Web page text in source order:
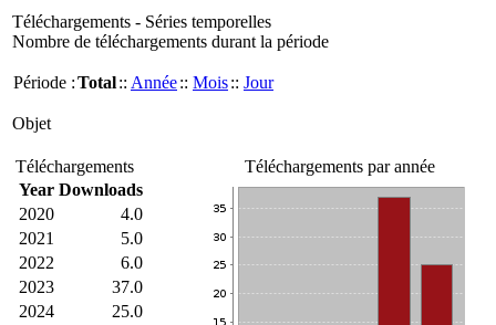
Téléchargements - Séries temporelles
Nombre de téléchargements durant la période
Période :Total:: Année:: Mois:: Jour
Objet
Téléchargements
Year Downloads
2020
4.0
2021
5.0
2022
6.0
2023
37.0
2024
25.0
Téléchargements par année